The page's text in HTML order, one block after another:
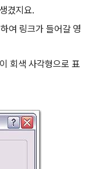
겼지요.
여 링크가 들어갈 영
회색 사각형으로 표